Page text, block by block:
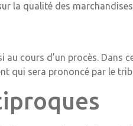
la qualité des
cours d’un procès. Dans
qui sera prononcé par le